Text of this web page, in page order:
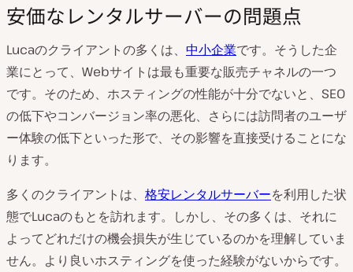
安価なレンタルサーバーの問題点
Lucaのクライアントの多くは、 中小企業です。そうした企
業にとって、Webサイトは最も重要な販売チャネルの一つ
です。そのため、ホスティングの性能が十分でないと、SEO
の低下やコンバージョン率の悪化、さらには訪問者のユーザ
ー体験の低下といった形で、その影響を直接受けることにな
ります。
多くのクライアントは、 格安レンタルサーバーを利用した状
態でLucaのもとを訪れます。しかし、その多くは、それに
よってどれだけの機会損失が生じているのかを理解していま
せん。より良いホスティングを使った経験がないからです。